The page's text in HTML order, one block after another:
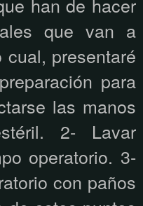
que van a
presentaré
para
las manos
2- Lavar
operatorio. 3-
con paños